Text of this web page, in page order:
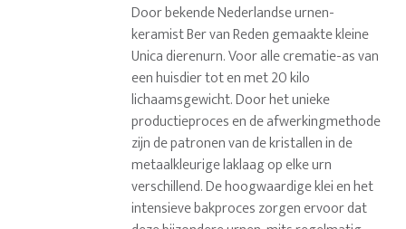
Door bekende Nederlandse urnen-
keramist Ber van Reden gemaakte kleine
Unica dierenurn. Voor alle crematie-as van
een huisdier tot en met 20 kilo
lichaamsgewicht. Door het unieke
productieproces en de afwerkingmethode
zijn de patronen van de kristallen in de
metaalkleurige laklaag op elke urn
verschillend. De hoogwaardige klei en het
intensieve bakproces zorgen ervoor dat